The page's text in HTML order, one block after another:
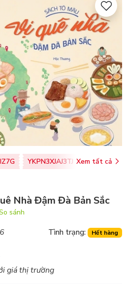
YKPN3XJAJ3TJ Xem tất cả
Nhà Đậm Đà Bản Sắc
sánh
Tình trạng: Hết hàng
giá thị trường